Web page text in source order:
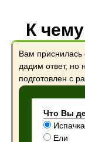
К
Вам приснилась
дадим ответ, но
подготовлен с
Что Вы
Ели